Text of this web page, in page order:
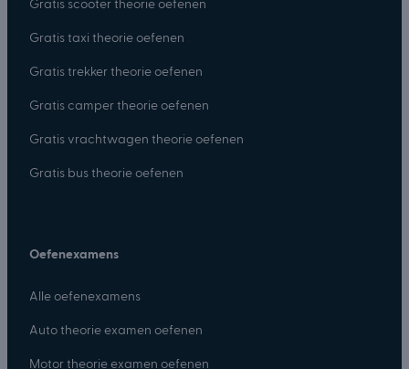
Gratis scooter theorie oefenen
Gratis taxi theorie oefenen
Gratis trekker theorie oefenen
Gratis camper theorie oefenen
Gratis vrachtwagen theorie oefenen
Gratis bus theorie oefenen
Oefenexamens
Alle oefenexamens
Auto theorie examen oefenen
Motor theorie examen oefenen